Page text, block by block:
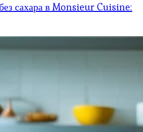
сахара в Monsieur Cuisine: